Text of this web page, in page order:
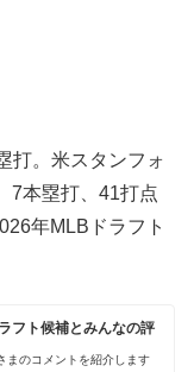
打。米スタンフォ
7本塁打、41打点
年MLBドラフト
フト候補とみんなの評
まのコメントを紹介します